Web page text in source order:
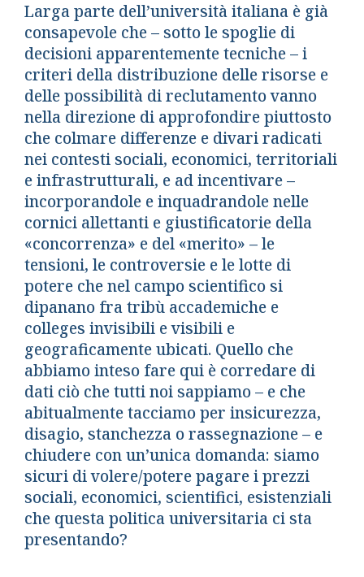
Larga parte dell’università italiana è già
consapevole che – sotto le spoglie di
decisioni apparentemente tecniche – i
criteri della distribuzione delle risorse e
delle possibilità di reclutamento vanno
nella direzione di approfondire piuttosto
che colmare differenze e divari radicati
nei contesti sociali, economici, territoriali
e infrastrutturali, e ad incentivare –
incorporandole e inquadrandole nelle
cornici allettanti e giustificatorie della
«concorrenza» e del «merito» – le
tensioni, le controversie e le lotte di
potere che nel campo scientifico si
dipanano fra tribù accademiche e
colleges invisibili e visibili e
geograficamente ubicati. Quello che
abbiamo inteso fare qui è corredare di
dati ciò che tutti noi sappiamo – e che
abitualmente tacciamo per insicurezza,
disagio, stanchezza o rassegnazione – e
chiudere con un’unica domanda: siamo
sicuri di volere/potere pagare i prezzi
sociali, economici, scientifici, esistenziali
che questa politica universitaria ci sta
presentando?